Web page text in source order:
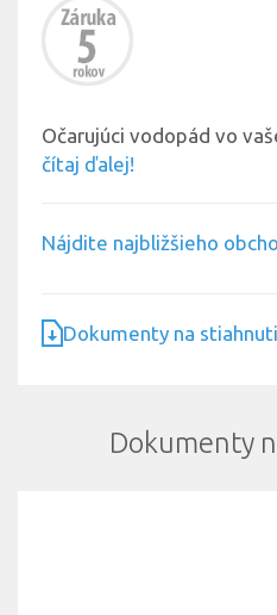
Očarujúci vodopád vo
čítaj ďalej!
Nájdite najbližšieho
Dokumenty na
Dokumenty